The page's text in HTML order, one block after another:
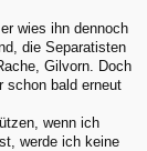
wies ihn dennoch
die Separatisten
Gilvorn. Doch
schon bald erneut
wenn ich
werde ich keine